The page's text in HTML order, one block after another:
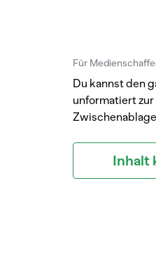
Für
Du kannst den
unformatiert
Inhalt